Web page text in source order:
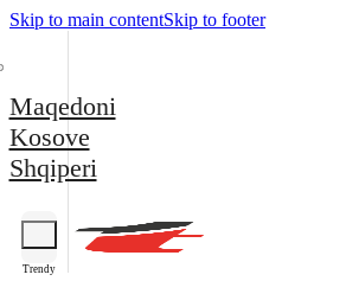
Skip to main contentSkip to footer
Maqedoni
Kosove
Shqiperi
Trendy